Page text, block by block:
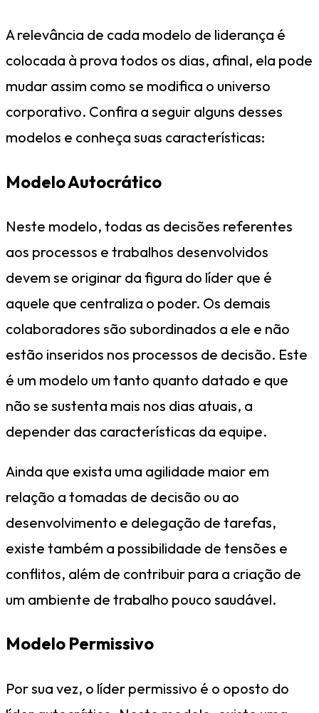
A relevância de cada modelo de liderança é
colocada à prova todos os dias, afinal, ela pode
mudar assim como se modifica o universo
corporativo. Confira a seguir alguns desses
modelos e conheça suas características:
Modelo Autocrático
Neste modelo, todas as decisões referentes
aos processos e trabalhos desenvolvidos
devem se originar da figura do líder que é
aquele que centraliza o poder. Os demais
colaboradores são subordinados a ele e não
estão inseridos nos processos de decisão. Este
é um modelo um tanto quanto datado e que
não se sustenta mais nos dias atuais, a
depender das características da equipe.
Ainda que exista uma agilidade maior em
relação a tomadas de decisão ou ao
desenvolvimento e delegação de tarefas,
existe também a possibilidade de tensões e
conflitos, além de contribuir para a criação de
um ambiente de trabalho pouco saudável.
Modelo Permissivo
Por sua vez, o líder permissivo é o oposto do